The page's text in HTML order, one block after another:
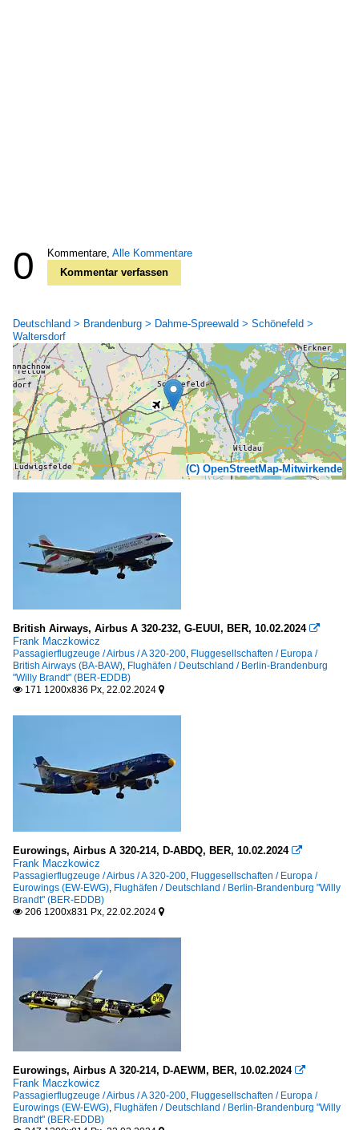
0 Kommentare, Alle Kommentare
Kommentar verfassen
Deutschland > Brandenburg > Dahme-Spreewald > Schönefeld >
Waltersdorf
(C) OpenStreetMap-Mitwirkende
British Airways, Airbus A 320-232, G-EUUI, BER, 10.02.2024 
Frank Maczkowicz
Passagierflugzeuge / Airbus / A 320-200, Fluggesellschaften / Europa /
British Airways (BA-BAW), Flughäfen / Deutschland / Berlin-Brandenburg
"Willy Brandt" (BER-EDDB)
 171 1200x836 Px, 22.02.2024 
Eurowings, Airbus A 320-214, D-ABDQ, BER, 10.02.2024 
Frank Maczkowicz
Passagierflugzeuge / Airbus / A 320-200, Fluggesellschaften / Europa /
Eurowings (EW-EWG), Flughäfen / Deutschland / Berlin-Brandenburg "Willy
Brandt" (BER-EDDB)
 206 1200x831 Px, 22.02.2024 
Eurowings, Airbus A 320-214, D-AEWM, BER, 10.02.2024 
Frank Maczkowicz
Passagierflugzeuge / Airbus / A 320-200, Fluggesellschaften / Europa /
Eurowings (EW-EWG), Flughäfen / Deutschland / Berlin-Brandenburg "Willy
Brandt" (BER-EDDB)